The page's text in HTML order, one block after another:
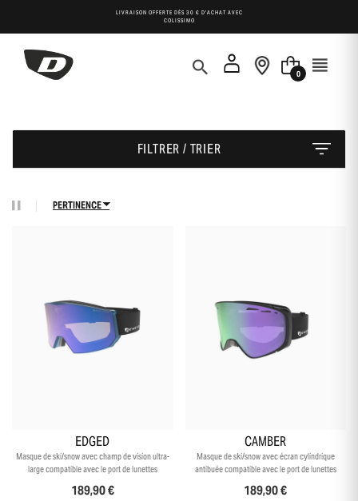
LIVRAISON OFFERTE DÈS 30 € D'ACHAT AVEC
COLISSIMO
0
FILTRER / TRIER
PERTINENCE
EDGED
Masque de ski/snow avec champ de vision ultra-
large compatible avec le port de lunettes
189,90 €
CAMBER
Masque de ski/snow avec écran cylindrique
antibuée compatible avec le port de lunettes
189,90 €